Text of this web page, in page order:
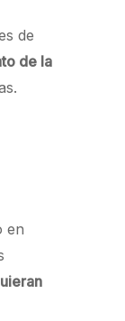
de
de la
en